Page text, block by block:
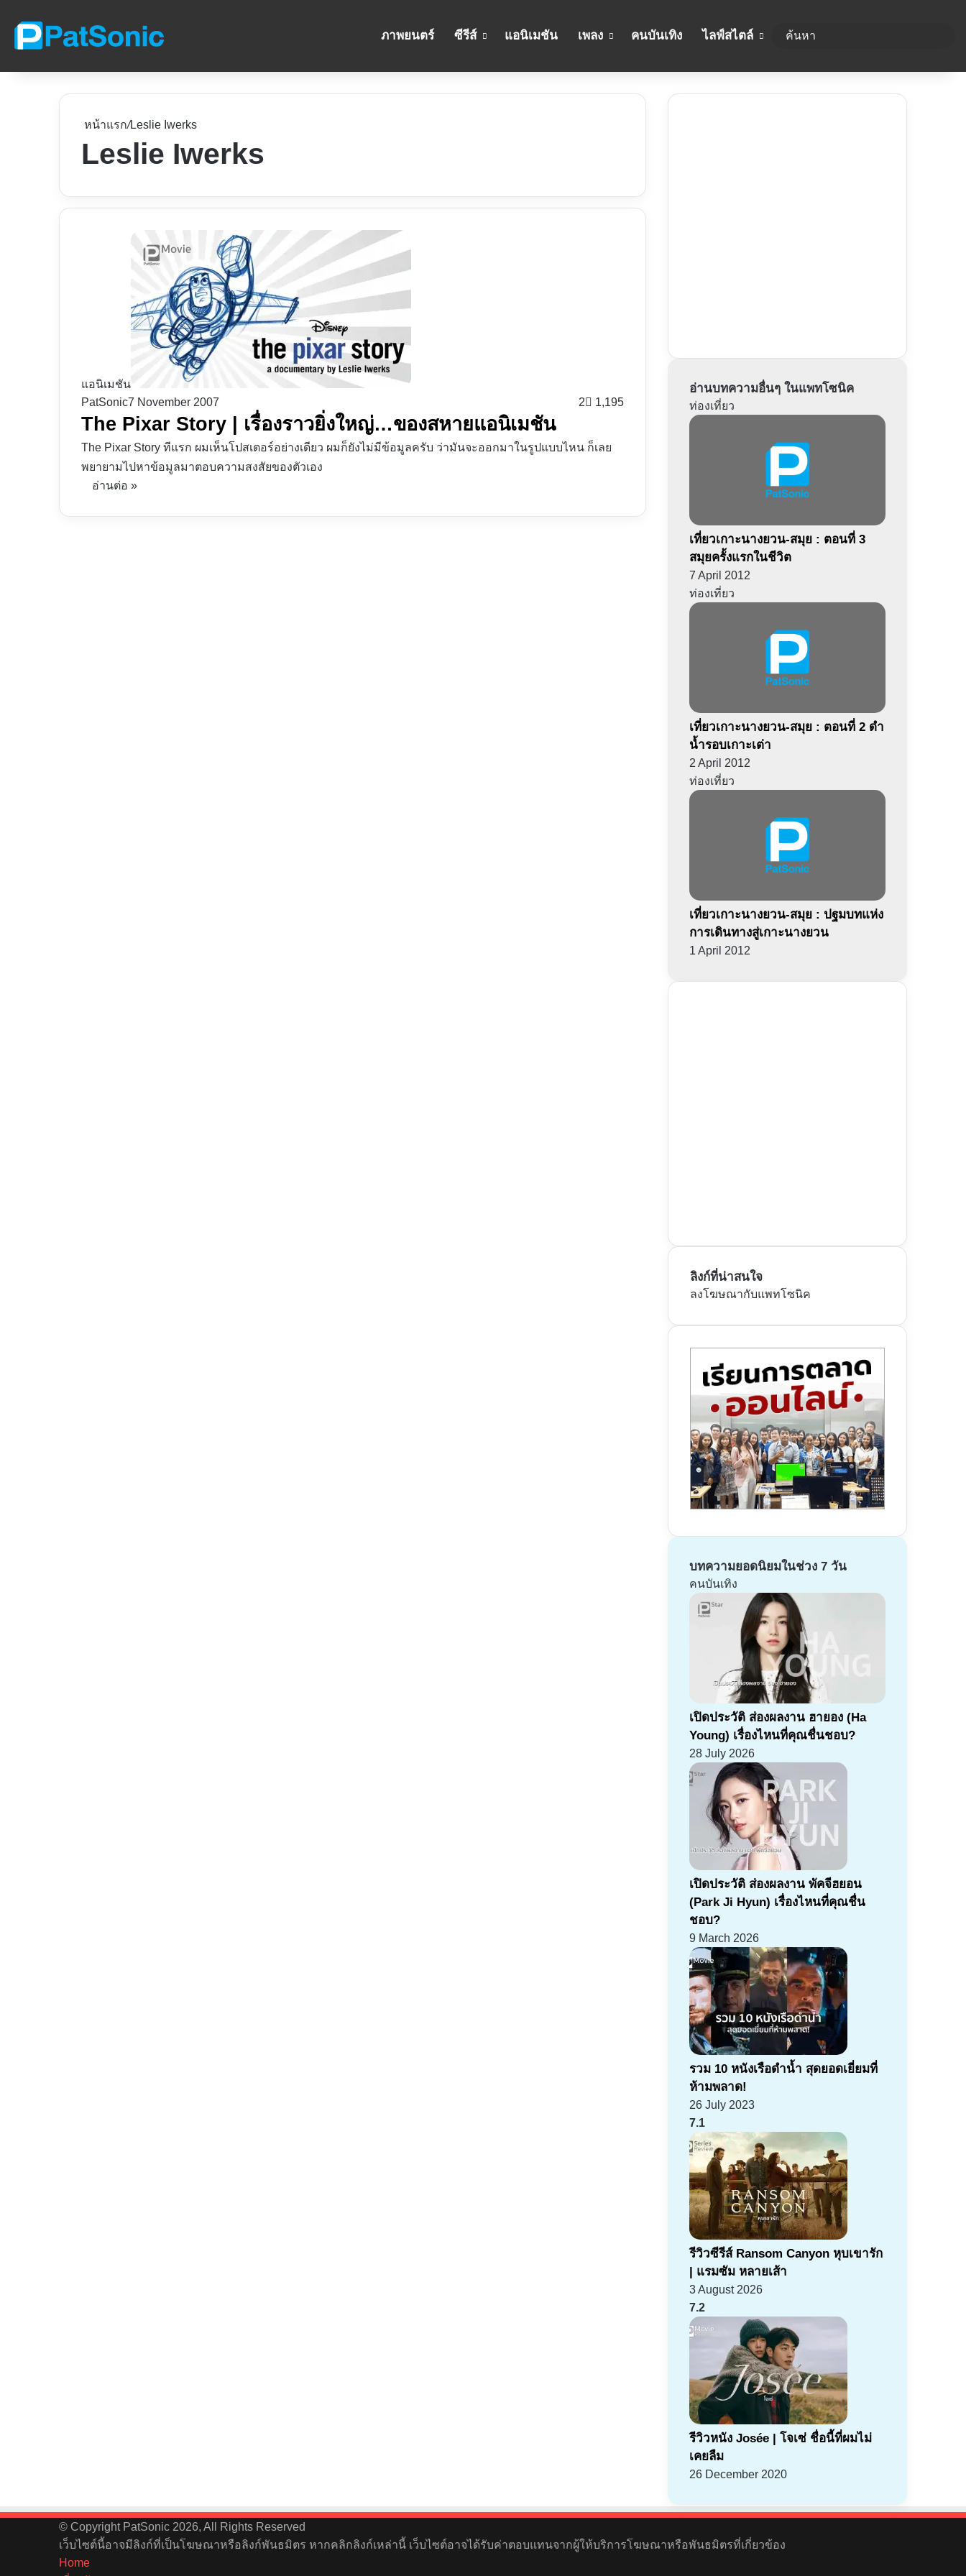
ภาพยนตร์ ซีรีส์ แอนิเมชัน เพลง คนบันเทิง ไลฟ์สไตล์
หน้าแรก/Leslie Iwerks
Leslie Iwerks
แอนิเมชัน
PatSonic7 November 2007 2 1,195
The Pixar Story | เรื่องราวยิ่งใหญ่…ของสหายแอนิเมชัน
The Pixar Story ทีแรก ผมเห็นโปสเตอร์อย่างเดียว ผมก็ยังไม่มีข้อมูลครับ ว่ามันจะออกมาในรูปแบบไหน ก็เลย
พยายามไปหาข้อมูลมาตอบความสงสัยของตัวเอง
อ่านต่อ »
อ่านบทความอื่นๆ ในแพทโซนิค
ท่องเที่ยว
เที่ยวเกาะนางยวน-สมุย : ตอนที่ 3
สมุยครั้งแรกในชีวิต
7 April 2012
ท่องเที่ยว
เที่ยวเกาะนางยวน-สมุย : ตอนที่ 2 ดำ
น้ำรอบเกาะเต่า
2 April 2012
ท่องเที่ยว
เที่ยวเกาะนางยวน-สมุย : ปฐมบทแห่ง
การเดินทางสู่เกาะนางยวน
1 April 2012
ลิงก์ที่น่าสนใจ
ลงโฆษณากับแพทโซนิค
บทความยอดนิยมในช่วง 7 วัน
คนบันเทิง
เปิดประวัติ ส่องผลงาน ฮายอง (Ha
Young) เรื่องไหนที่คุณชื่นชอบ?
28 July 2026
เปิดประวัติ ส่องผลงาน พัคจีฮยอน
(Park Ji Hyun) เรื่องไหนที่คุณชื่น
ชอบ?
9 March 2026
รวม 10 หนังเรือดำน้ำ สุดยอดเยี่ยมที่
ห้ามพลาด!
26 July 2023
7.1
รีวิวซีรีส์ Ransom Canyon หุบเขารัก
| แรมซัม หลายเส้า
3 August 2026
7.2
รีวิวหนัง Josée | โจเซ่ ชื่อนี้ที่ผมไม่
เคยลืม
26 December 2020
© Copyright PatSonic 2026, All Rights Reserved
เว็บไซต์นี้อาจมีลิงก์ที่เป็นโฆษณาหรือลิงก์พันธมิตร หากคลิกลิงก์เหล่านี้ เว็บไซต์อาจได้รับค่าตอบแทนจากผู้ให้บริการโฆษณาหรือพันธมิตรที่เกี่ยวข้อง
Home